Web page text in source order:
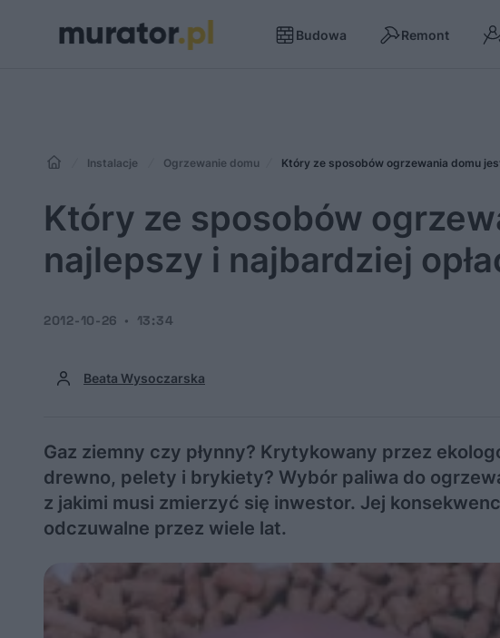
Budowa Remont
Instalacje Ogrzewanie domu Który ze sposobów ogrzewania domu
Który ze sposobów
najlepszy i najbardziej
Beata Wysoczarska
2012-10-26 13:34
Gaz ziemny czy płynny? Krytykowany przez
drewno, pelety i brykiety? Wybór paliwa do
z jakimi musi zmierzyć się inwestor. Jej
odczuwalne przez wiele lat.